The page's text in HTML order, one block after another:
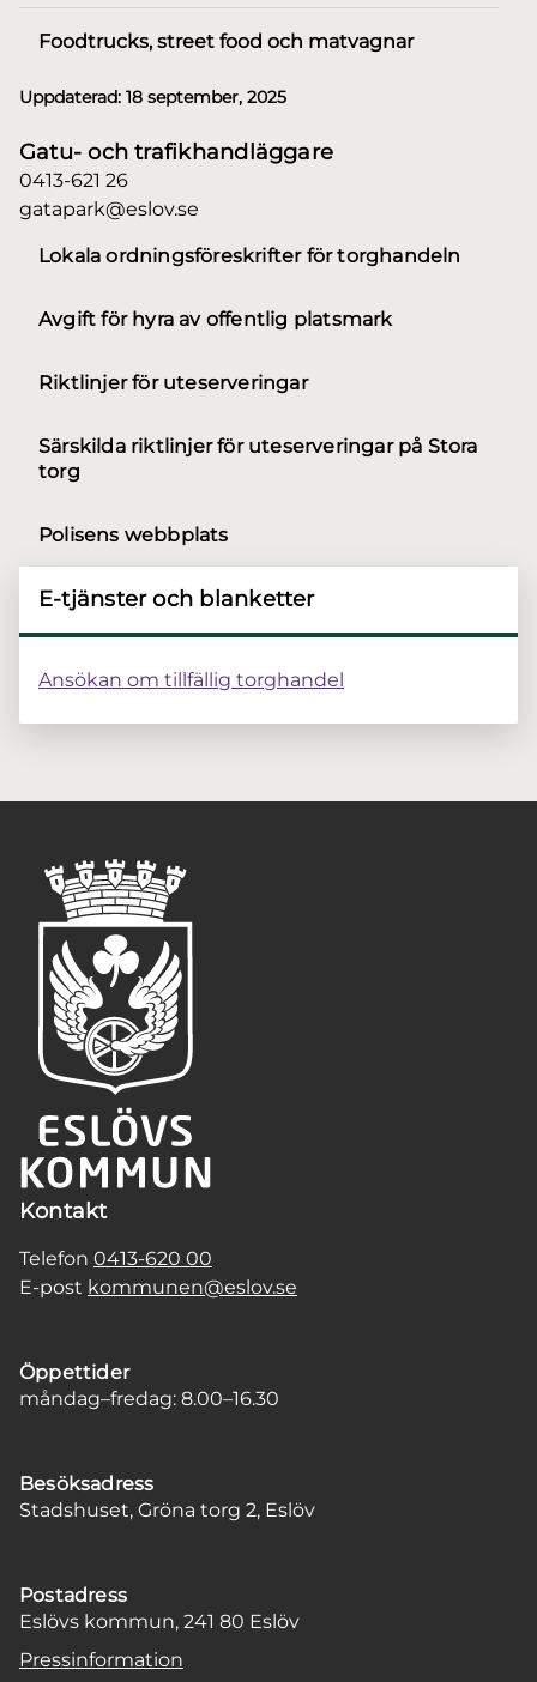
Foodtrucks, street food och matvagnar
Uppdaterad: 18 september, 2025
Gatu- och trafikhandläggare
0413-621 26
gatapark@eslov.se
Lokala ordningsföreskrifter för torghandeln
Avgift för hyra av offentlig platsmark
Riktlinjer för uteserveringar
Särskilda riktlinjer för uteserveringar på Stora
torg
Polisens webbplats
E-tjänster och blanketter
Ansökan om tillfällig torghandel
Kontakt
Telefon 0413-620 00
E-post kommunen@eslov.se
Öppettider
måndag–fredag: 8.00–16.30
Besöksadress
Stadshuset, Gröna torg 2, Eslöv
Postadress
Eslövs kommun, 241 80 Eslöv
Pressinformation